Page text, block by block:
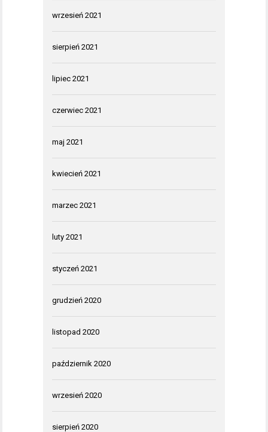
wrzesień 2021
sierpień 2021
lipiec 2021
czerwiec 2021
maj 2021
kwiecień 2021
marzec 2021
luty 2021
styczeń 2021
grudzień 2020
listopad 2020
październik 2020
wrzesień 2020
sierpień 2020